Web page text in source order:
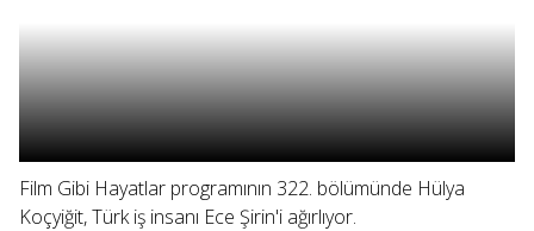
Film Gibi Hayatlar programının 322. bölümünde Hülya
Koçyiğit, Türk iş insanı Ece Şirin'i ağırlıyor.